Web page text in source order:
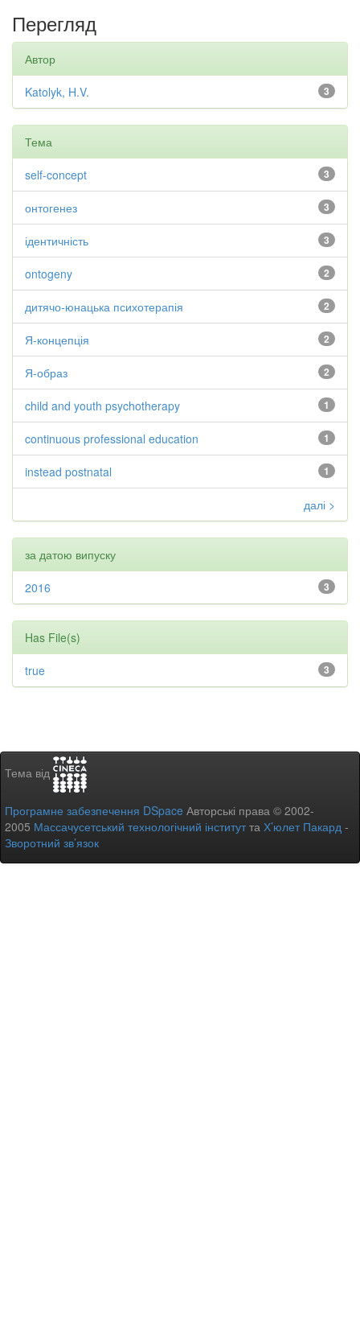
Перегляд
Автор
3
Katolyk, H.V.
Тема
3
self-concept
3
онтогенез
3
ідентичність
2
ontogeny
2
дитячо-юнацька психотерапія
2
Я-концепція
2
Я-образ
1
child and youth psychotherapy
1
continuous professional education
1
instead postnatal
далі >
за датою випуску
3
2016
Has File(s)
3
true
Тема від
Програмне забезпечення DSpace Авторські права © 2002-
2005 Массачусетський технологічний інститутта Х’юлет Пакард -
Зворотний зв’язок